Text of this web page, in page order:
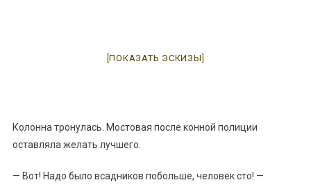
[ПОКАЗАТЬ ЭСКИЗЫ]
Колонна тронулась. Мостовая после конной полиции
оставляла желать лучшего.
— Вот! Надо было всадников побольше, человек сто! —